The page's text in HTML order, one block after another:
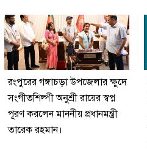
রংপুরের গঙ্গাচড়া উপজেলার ক্ষুদে
সংগীতশিল্পী অনুশ্রী রায়ের স্বপ্ন
পূরণ করলেন মাননীয় প্রধানমন্ত্রী
তারেক রহমান।